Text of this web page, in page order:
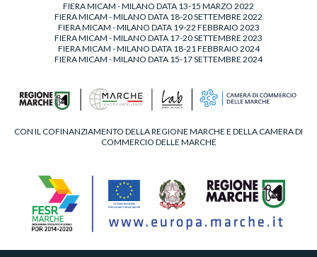
FIERA MICAM - MILANO DATA 13-15 MARZO 2022
FIERA MICAM - MILANO DATA 18-20 SETTEMBRE 2022
FIERA MICAM - MILANO DATA 19-22 FEBBRAIO 2023
FIERA MICAM - MILANO DATA 17-20 SETTEMBRE 2023
FIERA MICAM - MILANO DATA 18-21 FEBBRAIO 2024
FIERA MICAM - MILANO DATA 15-17 SETTEMBRE 2024
CON IL COFINANZIAMENTO DELLA REGIONE MARCHE E DELLA CAMERA DI
COMMERCIO DELLE MARCHE